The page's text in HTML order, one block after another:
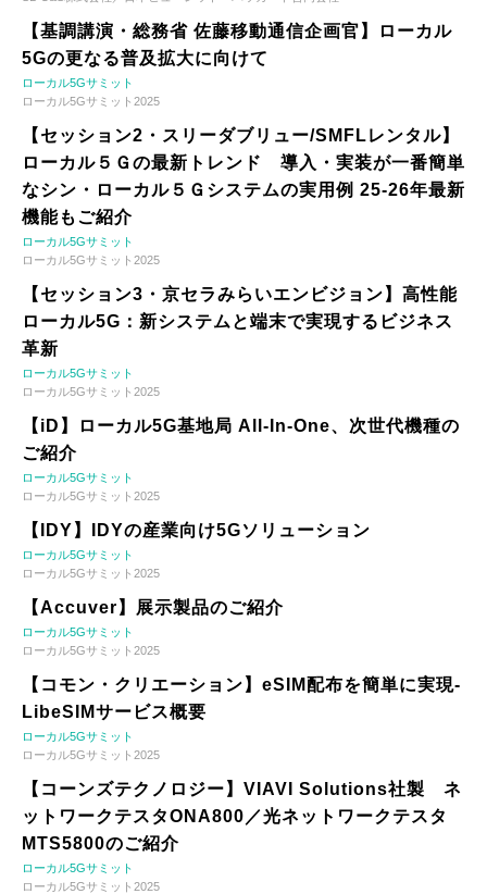
【基調講演・総務省 佐藤移動通信企画官】ローカル
5Gの更なる普及拡大に向けて
ローカル5Gサミット
ローカル5Gサミット2025
【セッション2・スリーダブリュー/SMFLレンタル】
ローカル５Ｇの最新トレンド 導入・実装が一番簡単
なシン・ローカル５Ｇシステムの実用例 25-26年最新
機能もご紹介
ローカル5Gサミット
ローカル5Gサミット2025
【セッション3・京セラみらいエンビジョン】高性能
ローカル5G：新システムと端末で実現するビジネス
革新
ローカル5Gサミット
ローカル5Gサミット2025
【iD】ローカル5G基地局 All-In-One、次世代機種の
ご紹介
ローカル5Gサミット
ローカル5Gサミット2025
【IDY】IDYの産業向け5Gソリューション
ローカル5Gサミット
ローカル5Gサミット2025
【Accuver】展示製品のご紹介
ローカル5Gサミット
ローカル5Gサミット2025
【コモン・クリエーション】eSIM配布を簡単に実現-
LibeSIMサービス概要
ローカル5Gサミット
ローカル5Gサミット2025
【コーンズテクノロジー】VIAVI Solutions社製 ネ
ットワークテスタONA800／光ネットワークテスタ
MTS5800のご紹介
ローカル5Gサミット
ローカル5Gサミット2025